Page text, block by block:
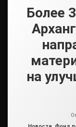
Более
на